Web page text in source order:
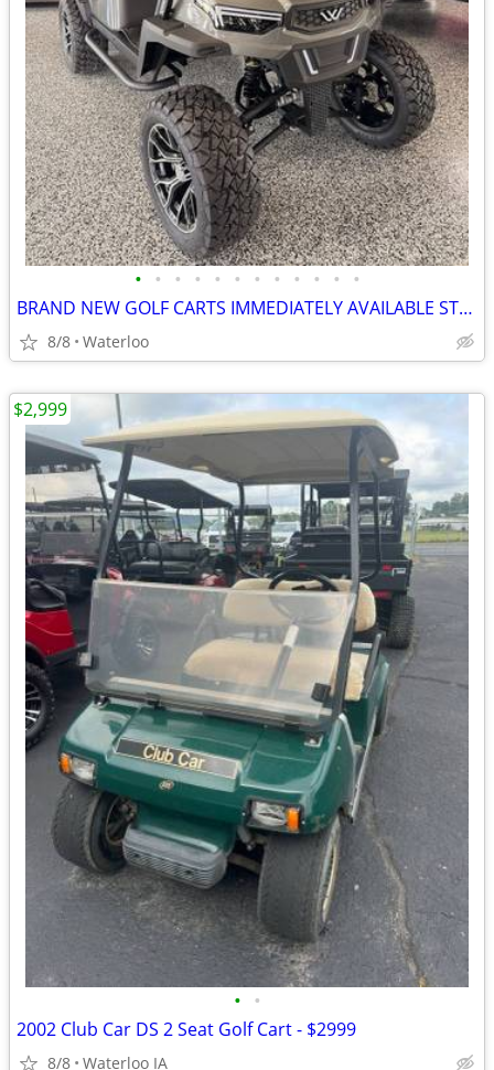
• • • • • • • • • • • •
BRAND NEW GOLF CARTS IMMEDIATELY AVAILABLE STARTING@$7899
8/8 Waterloo
• •
2002 Club Car DS 2 Seat Golf Cart - $2999
8/8 Waterloo IA
$2,999